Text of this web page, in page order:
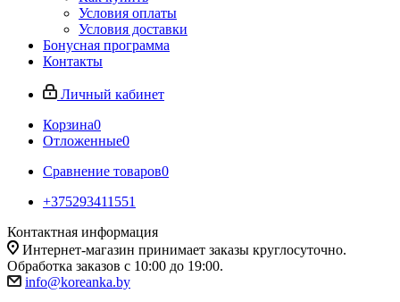
Условия оплаты
Условия доставки
Бонусная программа
Контакты
Личный кабинет
Корзина0
Отложенные0
Сравнение товаров0
+375293411551
Контактная информация
Интернет-магазин принимает заказы круглосуточно.
Обработка заказов с 10:00 до 19:00.
info@koreanka.by